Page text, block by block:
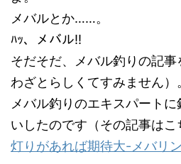
メバルとか……。
ﾊｯ、メバル!!
そだそだ、メバル釣りの記
わざとらしくてすみません）
メバル釣りのエキスパート
いしたのです（その記事はこ
灯りがあれば期待大-メバリ